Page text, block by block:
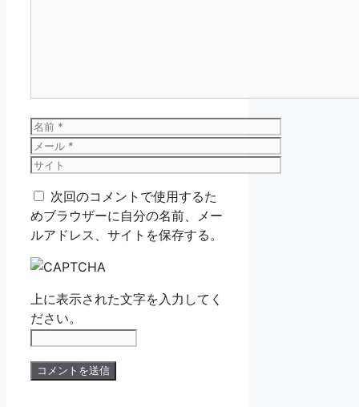
名
前
メ
ー
サ
ト 次回のコメントで使用するた
めブラウザーに自分の名前、メー
ルアドレス、サイトを保存する。
上に表示された文字を入力してく
ださい。